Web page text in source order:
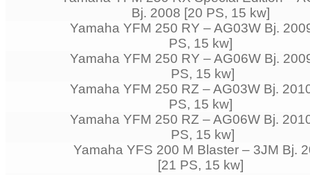
Bj. 2008 [20 PS, 15 kw]
Yamaha YFM 250 RY – AG03W Bj.
PS, 15 kw]
Yamaha YFM 250 RY – AG06W Bj.
PS, 15 kw]
Yamaha YFM 250 RZ – AG03W Bj.
PS, 15 kw]
Yamaha YFM 250 RZ – AG06W Bj.
PS, 15 kw]
Yamaha YFS 200 M Blaster – 3JM Bj.
[21 PS, 15 kw]